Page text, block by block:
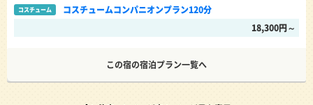
コスチューム
コスチュームコンパニオンプラン120分
18,300円～
この宿の宿泊プラン一覧へ